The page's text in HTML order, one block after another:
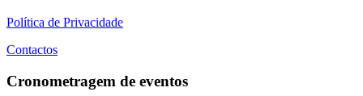
Política de Privacidade
Contactos
Cronometragem de eventos